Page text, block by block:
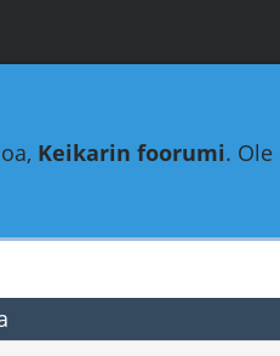
Keikarin foorumi. Ole